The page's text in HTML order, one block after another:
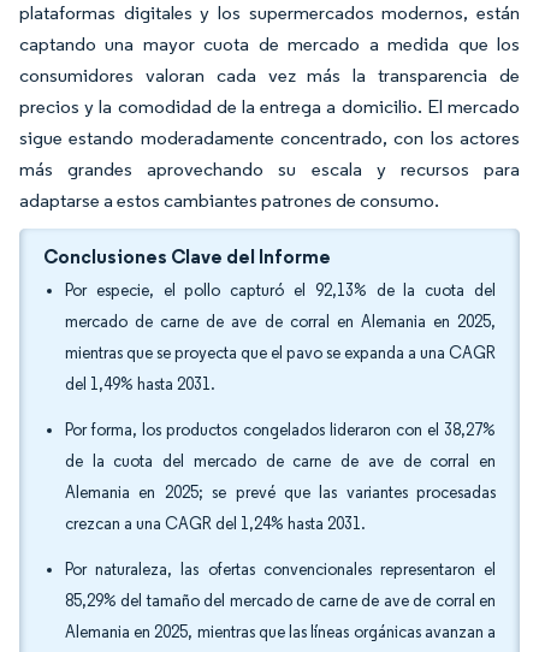
plataformas digitales y los supermercados modernos, están
captando una mayor cuota de mercado a medida que los
consumidores valoran cada vez más la transparencia de
precios y la comodidad de la entrega a domicilio. El mercado
sigue estando moderadamente concentrado, con los actores
más grandes aprovechando su escala y recursos para
adaptarse a estos cambiantes patrones de consumo.
Conclusiones Clave del Informe
Por especie, el pollo capturó el 92,13% de la cuota del
mercado de carne de ave de corral en Alemania en 2025,
mientras que se proyecta que el pavo se expanda a una CAGR
del 1,49% hasta 2031.
Por forma, los productos congelados lideraron con el 38,27%
de la cuota del mercado de carne de ave de corral en
Alemania en 2025; se prevé que las variantes procesadas
crezcan a una CAGR del 1,24% hasta 2031.
Por naturaleza, las ofertas convencionales representaron el
85,29% del tamaño del mercado de carne de ave de corral en
Alemania en 2025, mientras que las líneas orgánicas avanzan a